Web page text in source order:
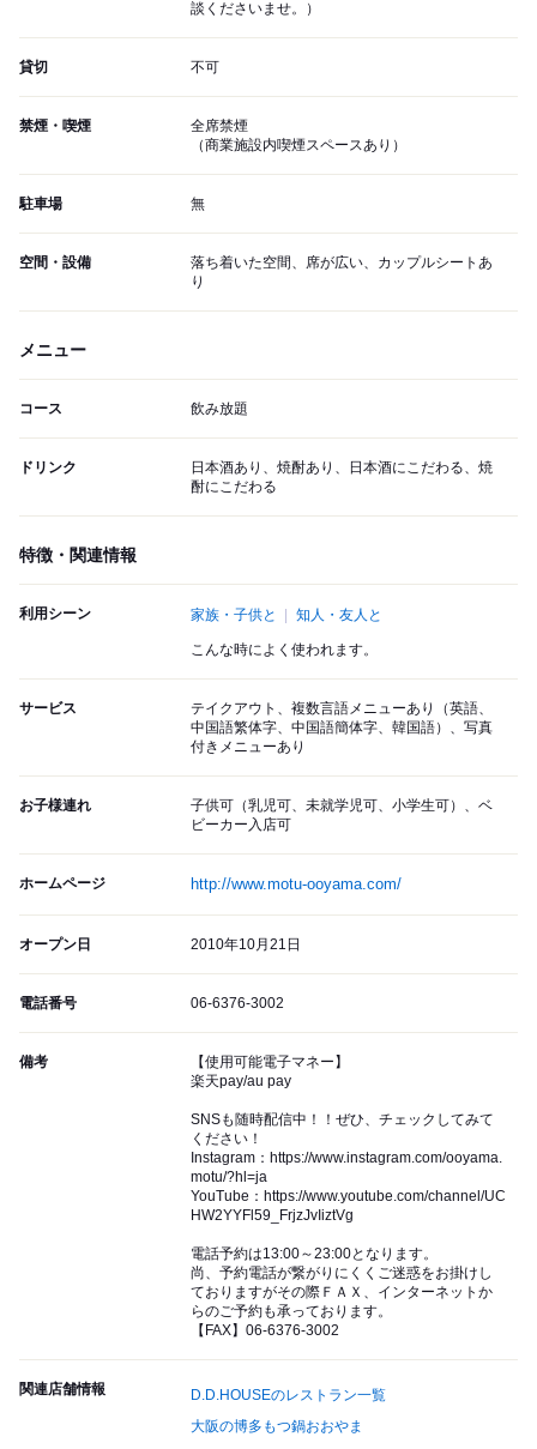
談くださいませ。）
貸切 不可
禁煙・喫煙
全席禁煙
（商業施設内喫煙スペースあり）
駐車場 無
空間・設備
落ち着いた空間、席が広い、カップルシートあ
り
メニュー
コース 飲み放題
ドリンク
日本酒あり、焼酎あり、日本酒にこだわる、焼
酎にこだわる
特徴・関連情報
利用シーン 家族・子供と 知人・友人と
こんな時によく使われます。
サービス
テイクアウト、複数言語メニューあり（英語、
中国語繁体字、中国語簡体字、韓国語）、写真
付きメニューあり
お子様連れ
子供可（乳児可、未就学児可、小学生可）、ベ
ビーカー入店可
ホームページ http://www.motu-ooyama.com/
オープン日 2010年10月21日
電話番号 06-6376-3002
備考
【使用可能電子マネー】
楽天pay/au pay
SNSも随時配信中！！ぜひ、チェックしてみて
ください！
Instagram：https://www.instagram.com/ooyama.
motu/?hl=ja
YouTube：https://www.youtube.com/channel/UC
HW2YYFl59_FrjzJvIiztVg
電話予約は13:00～23:00となります。
尚、予約電話が繋がりにくくご迷惑をお掛けし
ておりますがその際ＦＡＸ、インターネットか
らのご予約も承っております。
【FAX】06-6376-3002
関連店舗情報
D.D.HOUSEのレストラン一覧
大阪の博多もつ鍋おおやま